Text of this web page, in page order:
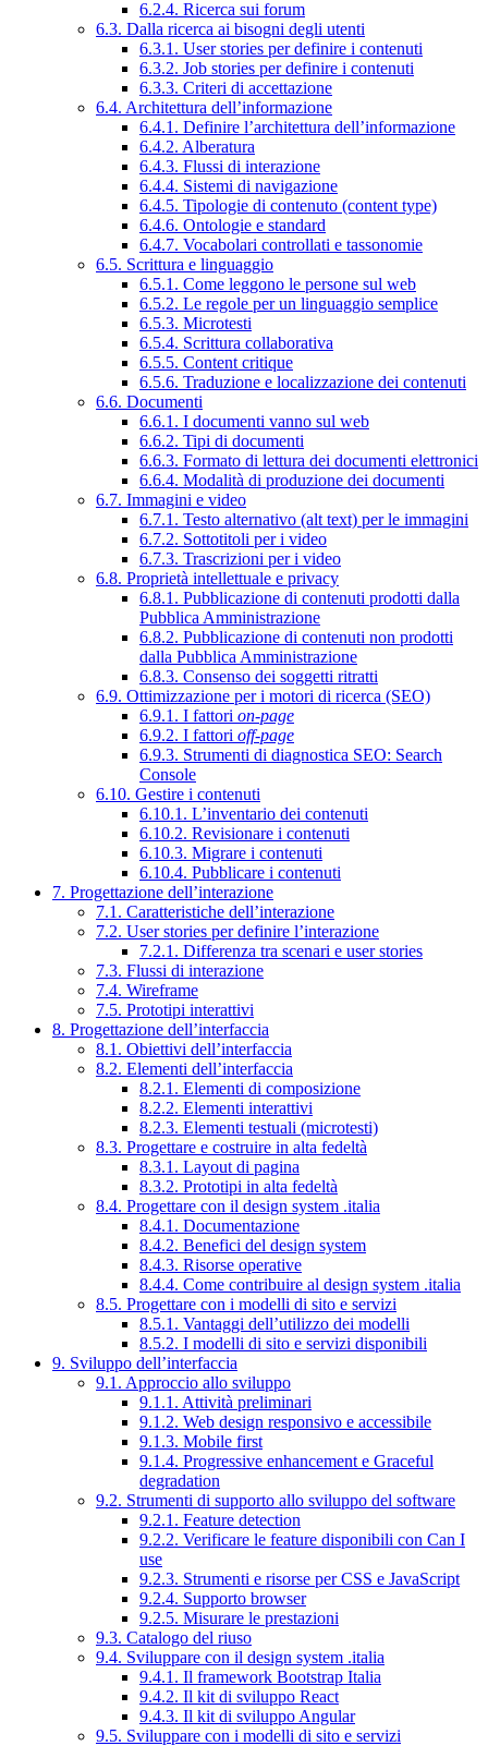
6.2.4. Ricerca sui forum
6.3. Dalla ricerca ai bisogni degli utenti
6.3.1. User stories per definire i contenuti
6.3.2. Job stories per definire i contenuti
6.3.3. Criteri di accettazione
6.4. Architettura dell’informazione
6.4.1. Definire l’architettura dell’informazione
6.4.2. Alberatura
6.4.3. Flussi di interazione
6.4.4. Sistemi di navigazione
6.4.5. Tipologie di contenuto (content type)
6.4.6. Ontologie e standard
6.4.7. Vocabolari controllati e tassonomie
6.5. Scrittura e linguaggio
6.5.1. Come leggono le persone sul web
6.5.2. Le regole per un linguaggio semplice
6.5.3. Microtesti
6.5.4. Scrittura collaborativa
6.5.5. Content critique
6.5.6. Traduzione e localizzazione dei contenuti
6.6. Documenti
6.6.1. I documenti vanno sul web
6.6.2. Tipi di documenti
6.6.3. Formato di lettura dei documenti elettronici
6.6.4. Modalità di produzione dei documenti
6.7. Immagini e video
6.7.1. Testo alternativo (alt text) per le immagini
6.7.2. Sottotitoli per i video
6.7.3. Trascrizioni per i video
6.8. Proprietà intellettuale e privacy
6.8.1. Pubblicazione di contenuti prodotti dalla
Pubblica Amministrazione
6.8.2. Pubblicazione di contenuti non prodotti
dalla Pubblica Amministrazione
6.8.3. Consenso dei soggetti ritratti
6.9. Ottimizzazione per i motori di ricerca (SEO)
6.9.1. I fattori on-page
6.9.2. I fattori off-page
6.9.3. Strumenti di diagnostica SEO: Search
Console
6.10. Gestire i contenuti
6.10.1. L’inventario dei contenuti
6.10.2. Revisionare i contenuti
6.10.3. Migrare i contenuti
6.10.4. Pubblicare i contenuti
7. Progettazione dell’interazione
7.1. Caratteristiche dell’interazione
7.2. User stories per definire l’interazione
7.2.1. Differenza tra scenari e user stories
7.3. Flussi di interazione
7.4. Wireframe
7.5. Prototipi interattivi
8. Progettazione dell’interfaccia
8.1. Obiettivi dell’interfaccia
8.2. Elementi dell’interfaccia
8.2.1. Elementi di composizione
8.2.2. Elementi interattivi
8.2.3. Elementi testuali (microtesti)
8.3. Progettare e costruire in alta fedeltà
8.3.1. Layout di pagina
8.3.2. Prototipi in alta fedeltà
8.4. Progettare con il design system .italia
8.4.1. Documentazione
8.4.2. Benefici del design system
8.4.3. Risorse operative
8.4.4. Come contribuire al design system .italia
8.5. Progettare con i modelli di sito e servizi
8.5.1. Vantaggi dell’utilizzo dei modelli
8.5.2. I modelli di sito e servizi disponibili
9. Sviluppo dell’interfaccia
9.1. Approccio allo sviluppo
9.1.1. Attività preliminari
9.1.2. Web design responsivo e accessibile
9.1.3. Mobile first
9.1.4. Progressive enhancement e Graceful
degradation
9.2. Strumenti di supporto allo sviluppo del software
9.2.1. Feature detection
9.2.2. Verificare le feature disponibili con Can I
use
9.2.3. Strumenti e risorse per CSS e JavaScript
9.2.4. Supporto browser
9.2.5. Misurare le prestazioni
9.3. Catalogo del riuso
9.4. Sviluppare con il design system .italia
9.4.1. Il framework Bootstrap Italia
9.4.2. Il kit di sviluppo React
9.4.3. Il kit di sviluppo Angular
9.5. Sviluppare con i modelli di sito e servizi